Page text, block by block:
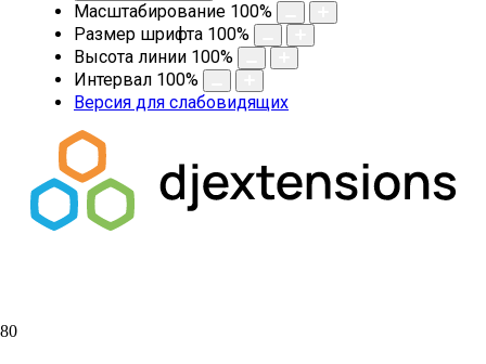
Масштабирование 100%
Размер шрифта 100%
Высота линии 100%
Интервал 100%
Версия для слабовидящих